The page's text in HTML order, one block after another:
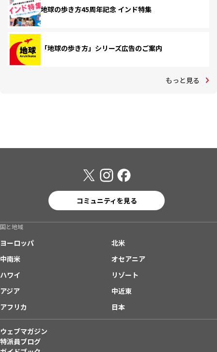
地球の歩き方45周年記念 インド特集
「地球の歩き方」シリーズ広告のご案内
もっと見る
コミュニティを見る
国と地域
ヨーロッパ
北米
中南米
オセアニア
ハワイ
リゾート
アジア
中近東
アフリカ
日本
ウェブマガジン
特派員ブログ